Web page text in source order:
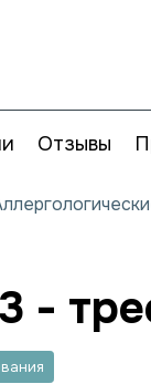
Отзывы
-